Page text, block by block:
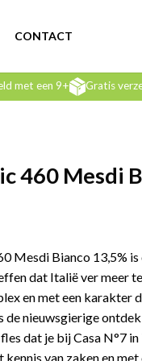
CONTACT
met een 9+ Gratis
460 Mesdi
Mesdi Bianco 13,5%
dat Italië ver meer
en met een
de nieuwsgierige
dat je bij Casa N°7
kennis van zaken en